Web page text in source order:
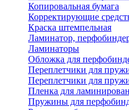
Копировальная бумага
Корректирующие
Краска штемпельная
Ламинатор,
Ламинаторы
Обложка для
Переплетчики для
Переплетчики для
Пленка для
Пружины для